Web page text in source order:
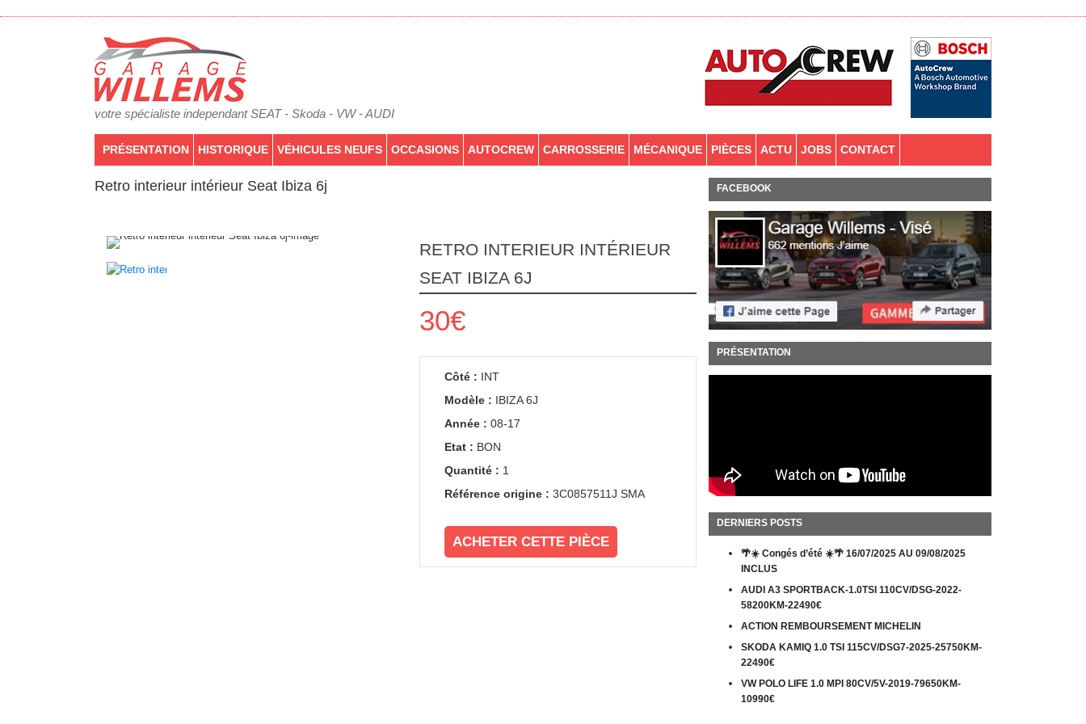
votre spécialiste independant SEAT - Skoda - VW - AUDI
PRÉSENTATION HISTORIQUE VÉHICULES NEUFS OCCASIONS AUTOCREW CARROSSERIE MÉCANIQUE PIÈCES ACTU JOBS CONTACT
Retro interieur intérieur Seat Ibiza 6j
RETRO INTERIEUR INTÉRIEUR
SEAT IBIZA 6J
30€
Côté : INT
Modèle : IBIZA 6J
Année : 08-17
Etat : BON
Quantité : 1
Référence origine : 3C0857511J SMA
ACHETER CETTE PIÈCE
FACEBOOK
PRÉSENTATION
DERNIERS POSTS
🌴☀️ Congés d’été ☀️🌴 16/07/2025 AU 09/08/2025
INCLUS
AUDI A3 SPORTBACK-1.0TSI 110CV/DSG-2022-
58200KM-22490€
ACTION REMBOURSEMENT MICHELIN
SKODA KAMIQ 1.0 TSI 115CV/DSG7-2025-25750KM-
22490€
VW POLO LIFE 1.0 MPI 80CV/5V-2019-79650KM-
10990€